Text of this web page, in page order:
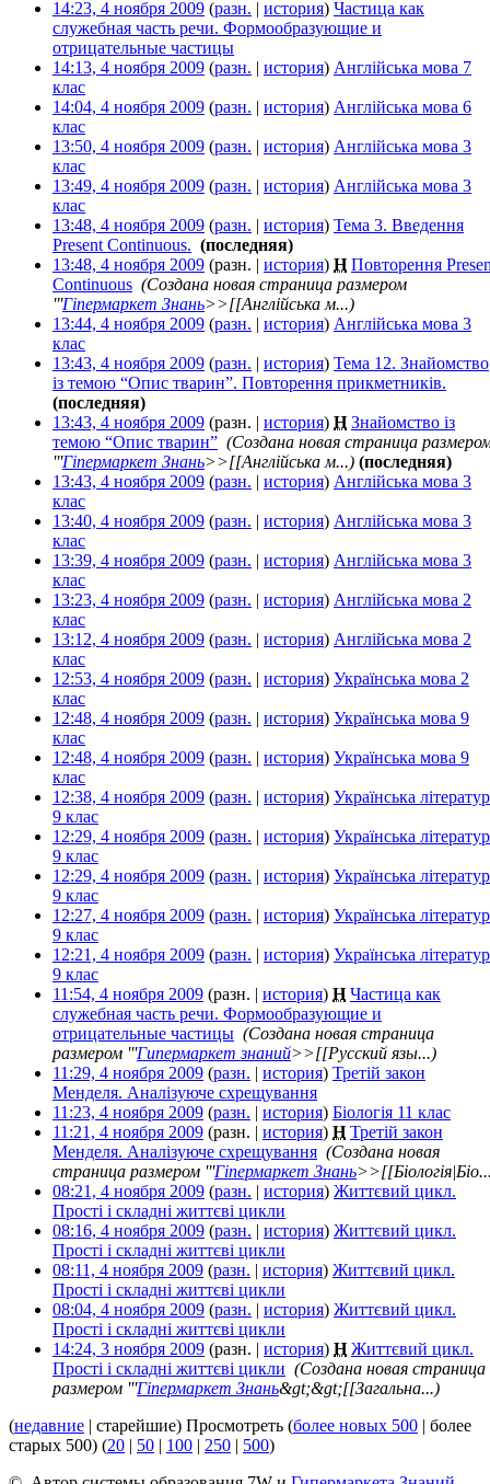
14:23, 4 ноября 2009 (разн. | история) Частица как
служебная часть речи. Формообразующие и
отрицательные частицы
14:13, 4 ноября 2009 (разн. | история) Англійська мова 7
клас
14:04, 4 ноября 2009 (разн. | история) Англійська мова 6
клас
13:50, 4 ноября 2009 (разн. | история) Англійська мова 3
клас
13:49, 4 ноября 2009 (разн. | история) Англійська мова 3
клас
13:48, 4 ноября 2009 (разн. | история) Тема 3. Введення
Present Continuous. (последняя)
13:48, 4 ноября 2009 (разн. | история) Н Повторення
Continuous (Создана новая страница размером
'''Гіпермаркет Знань>>[[Англійська м...)
13:44, 4 ноября 2009 (разн. | история) Англійська мова 3
клас
13:43, 4 ноября 2009 (разн. | история) Тема 12. Знайомство
із темою “Опис тварин”. Повторення прикметників.
(последняя)
13:43, 4 ноября 2009 (разн. | история) Н Знайомство із
темою “Опис тварин” (Создана новая страница
'''Гіпермаркет Знань>>[[Англійська м...) (последняя)
13:43, 4 ноября 2009 (разн. | история) Англійська мова 3
клас
13:40, 4 ноября 2009 (разн. | история) Англійська мова 3
клас
13:39, 4 ноября 2009 (разн. | история) Англійська мова 3
клас
13:23, 4 ноября 2009 (разн. | история) Англійська мова 2
клас
13:12, 4 ноября 2009 (разн. | история) Англійська мова 2
клас
12:53, 4 ноября 2009 (разн. | история) Українська мова 2
клас
12:48, 4 ноября 2009 (разн. | история) Українська мова 9
клас
12:48, 4 ноября 2009 (разн. | история) Українська мова 9
клас
12:38, 4 ноября 2009 (разн. | история) Українська
9 клас
12:29, 4 ноября 2009 (разн. | история) Українська
9 клас
12:29, 4 ноября 2009 (разн. | история) Українська
9 клас
12:27, 4 ноября 2009 (разн. | история) Українська
9 клас
12:21, 4 ноября 2009 (разн. | история) Українська
9 клас
11:54, 4 ноября 2009 (разн. | история) Н Частица как
служебная часть речи. Формообразующие и
отрицательные частицы (Создана новая страница
размером '''Гипермаркет знаний>>[[Русский язы...)
11:29, 4 ноября 2009 (разн. | история) Третій закон
Менделя. Аналізуюче схрещування
11:23, 4 ноября 2009 (разн. | история) Біологія 11 клас
11:21, 4 ноября 2009 (разн. | история) Н Третій закон
Менделя. Аналізуюче схрещування (Создана новая
страница размером '''Гіпермаркет Знань
08:21, 4 ноября 2009 (разн. | история) Життєвий цикл.
Прості і складні життєві цикли
08:16, 4 ноября 2009 (разн. | история) Життєвий цикл.
Прості і складні життєві цикли
08:11, 4 ноября 2009 (разн. | история) Життєвий цикл.
Прості і складні життєві цикли
08:04, 4 ноября 2009 (разн. | история) Життєвий цикл.
Прості і складні життєві цикли
14:24, 3 ноября 2009 (разн. | история) Н Життєвий цикл.
Прості і складні життєві цикли (Создана новая страница
размером '''Гіпермаркет Знань&gt;&gt;[[Загальна...)
(недавние | старейшие) Просмотреть (более новых 500 | более
старых 500) (20 | 50 | 100 | 250 | 500)